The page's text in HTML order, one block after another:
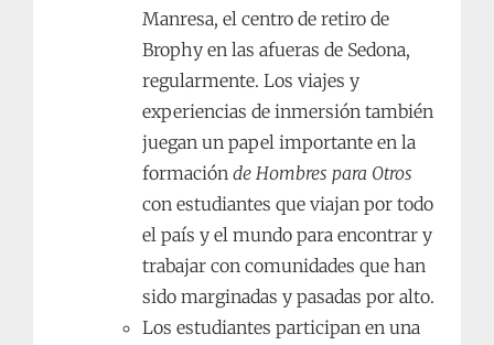
Manresa, el centro de retiro de
Brophy en las afueras de Sedona,
regularmente. Los viajes y
experiencias de inmersión también
juegan un papel importante en la
formación de Hombres para Otros
con estudiantes que viajan por todo
el país y el mundo para encontrar y
trabajar con comunidades que han
sido marginadas y pasadas por alto.
Los estudiantes participan en una